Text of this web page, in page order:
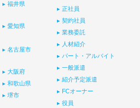
福井県
愛知県
名古屋市
大阪府
和歌山県
堺市
正社員
契約社員
業務委託
人材紹介
パート・アルバイト
一般派遣
紹介予定派遣
FCオーナー
役員